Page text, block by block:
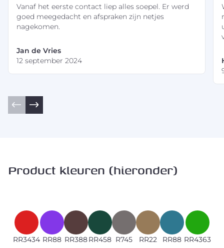
Vanaf het eerste contact liep alles soepel. Er werd
goed meegedacht en afspraken zijn netjes
nagekomen.
Jan de Vries
12 september 2024
Product kleuren (hieronder)
RR3434 RR88 RR388RR458 R745 RR22 RR88 RR4363